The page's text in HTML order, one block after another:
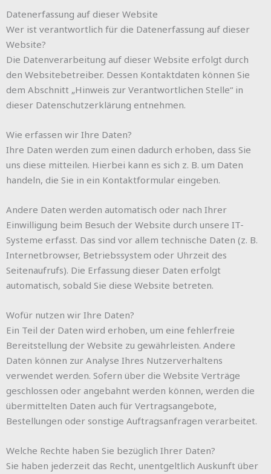
Datenerfassung auf dieser Website
Wer ist verantwortlich für die Datenerfassung auf dieser
Website?
Die Datenverarbeitung auf dieser Website erfolgt durch
den Websitebetreiber. Dessen Kontaktdaten können Sie
dem Abschnitt „Hinweis zur Verantwortlichen Stelle“ in
dieser Datenschutzerklärung entnehmen.
Wie erfassen wir Ihre Daten?
Ihre Daten werden zum einen dadurch erhoben, dass Sie
uns diese mitteilen. Hierbei kann es sich z. B. um Daten
handeln, die Sie in ein Kontaktformular eingeben.
Andere Daten werden automatisch oder nach Ihrer
Einwilligung beim Besuch der Website durch unsere IT-
Systeme erfasst. Das sind vor allem technische Daten (z. B.
Internetbrowser, Betriebssystem oder Uhrzeit des
Seitenaufrufs). Die Erfassung dieser Daten erfolgt
automatisch, sobald Sie diese Website betreten.
Wofür nutzen wir Ihre Daten?
Ein Teil der Daten wird erhoben, um eine fehlerfreie
Bereitstellung der Website zu gewährleisten. Andere
Daten können zur Analyse Ihres Nutzerverhaltens
verwendet werden. Sofern über die Website Verträge
geschlossen oder angebahnt werden können, werden die
übermittelten Daten auch für Vertragsangebote,
Bestellungen oder sonstige Auftragsanfragen verarbeitet.
Welche Rechte haben Sie bezüglich Ihrer Daten?
Sie haben jederzeit das Recht, unentgeltlich Auskunft über